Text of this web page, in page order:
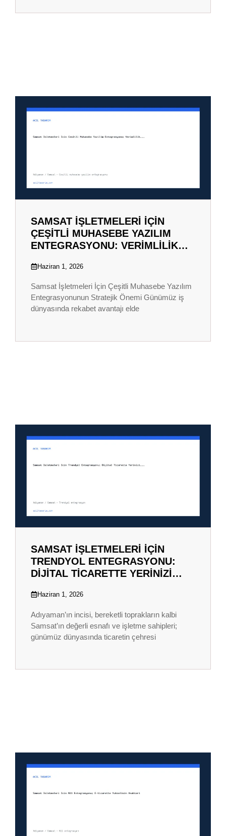
SAMSAT İŞLETMELERI İÇIN
ÇEŞITLI MUHASEBE YAZILIM
ENTEGRASYONU: VERIMLILIK…
Haziran 1, 2026
Samsat İşletmeleri İçin Çeşitli Muhasebe Yazılım
Entegrasyonunun Stratejik Önemi Günümüz iş
dünyasında rekabet avantajı elde
SAMSAT İŞLETMELERI İÇIN
TRENDYOL ENTEGRASYONU:
DIJITAL TICARETTE YERINIZI…
Haziran 1, 2026
Adıyaman’ın incisi, bereketli toprakların kalbi
Samsat’ın değerli esnafı ve işletme sahipleri;
günümüz dünyasında ticaretin çehresi